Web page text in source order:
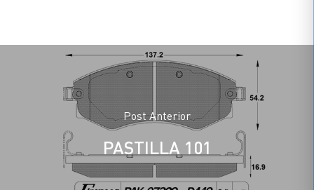
Post Anterior
PASTILLA 101